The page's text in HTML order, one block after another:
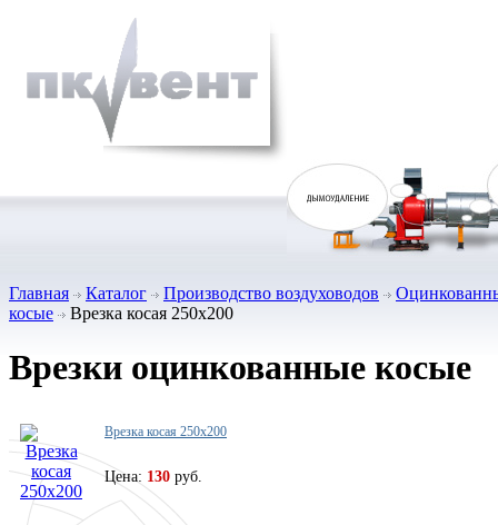
Главная Каталог Производство воздуховодов
косые
Врезка косая 250х200
Врезки оцинкованные косые
Врезка косая 250х200
Цена: 130 руб.